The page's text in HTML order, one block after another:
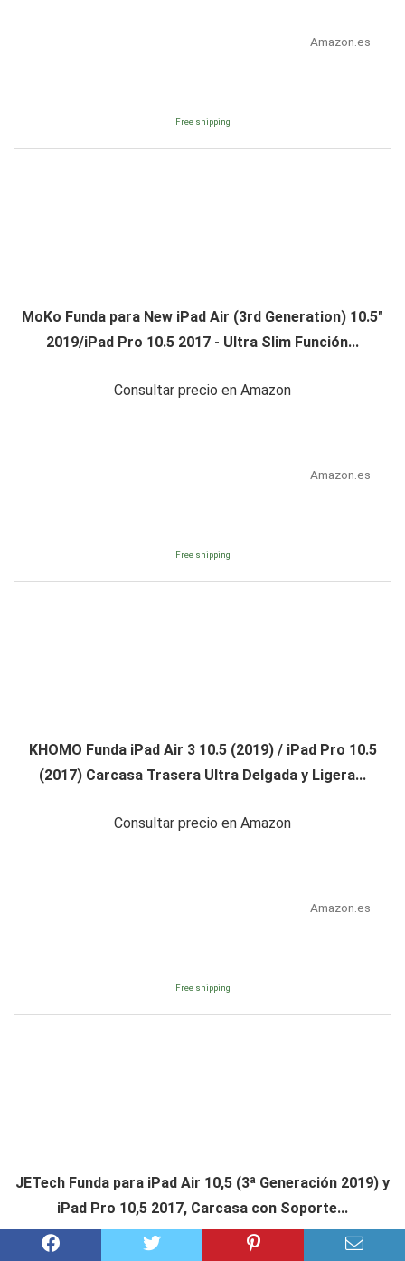
Amazon.es
Free shipping
MoKo Funda para New iPad Air (3rd Generation) 10.5"
2019/iPad Pro 10.5 2017 - Ultra Slim Función...
Consultar precio en Amazon
Amazon.es
Free shipping
KHOMO Funda iPad Air 3 10.5 (2019) / iPad Pro 10.5
(2017) Carcasa Trasera Ultra Delgada y Ligera...
Consultar precio en Amazon
Amazon.es
Free shipping
JETech Funda para iPad Air 10,5 (3ª Generación 2019) y
iPad Pro 10,5 2017, Carcasa con Soporte...
Consultar precio en Amazon